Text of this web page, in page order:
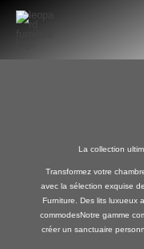
Aller
La collection
Transformez votre
avec la sélection exquise
Furniture. Des lits luxueux
commodesNotre gamme
créer un sanctuaire